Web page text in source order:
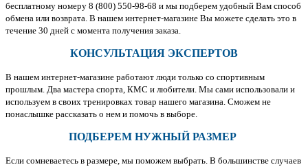
бесплатному номеру 8 (800) 550-98-68 и мы подберем удобный Вам способ
обмена или возврата. В нашем интернет-магазине Вы можете сделать это в
течение 30 дней с момента получения заказа.
КОНСУЛЬТАЦИЯ ЭКСПЕРТОВ
В нашем интернет-магазине работают люди только со спортивным
прошлым. Два мастера спорта, КМС и любители. Мы сами использовали и
используем в своих тренировках товар нашего магазина. Сможем не
понаслышке рассказать о нем и помочь в выборе.
ПОДБЕРЕМ НУЖНЫЙ РАЗМЕР
Если сомневаетесь в размере, мы поможем выбрать. В большинстве случаев